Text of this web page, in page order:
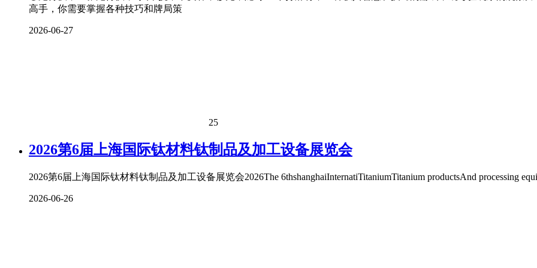
高手，你需要掌握各种技巧和牌局策
2026-06-27
25
2026第6届上海国际钛材料钛制品及加工设备展览会
2026第6届上海国际钛材料钛制品及加工设备展览会2026The 6thshanghaiInternatiTitaniumTitanium productsAnd processing
2026-06-26